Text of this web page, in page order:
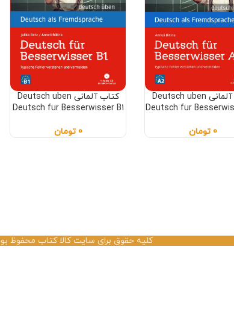
كتاب آلمانی Deutsch uben
Deutsch fur
0 تومان
كتاب آلمانی Deutsch uben
Deutsch fur Besserwisser B1
0 تومان
کلیه حقوق برای سایت کالا کتاب محفوظ